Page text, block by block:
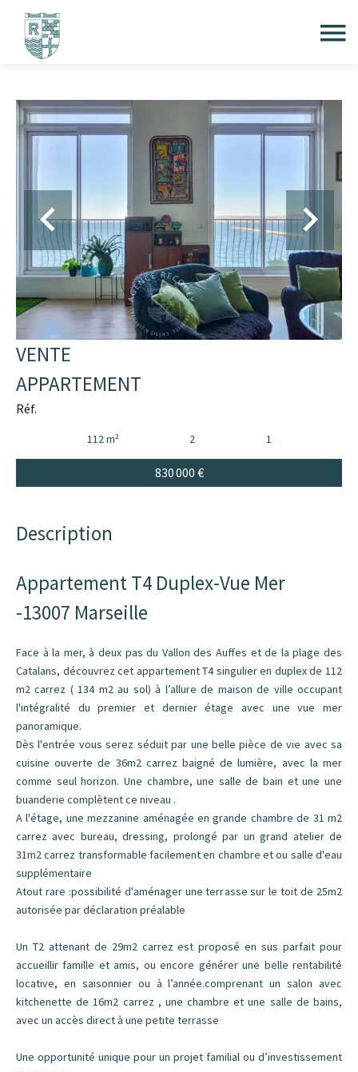
VENTE
APPARTEMENT
Réf.
112 m² 2 1
830 000 €
Description
Appartement T4 Duplex-Vue Mer
-13007 Marseille
Face à la mer, à deux pas du Vallon des Auffes et de la plage des
Catalans, découvrez cet appartement T4 singulier en duplex de 112
m2 carrez ( 134 m2 au sol) à l’allure de maison de ville occupant
l'intégralité du premier et dernier étage avec une vue mer
panoramique.
Dès l'entrée vous serez séduit par une belle pièce de vie avec sa
cuisine ouverte de 36m2 carrez baigné de lumière, avec la mer
comme seul horizon. Une chambre, une salle de bain et une une
buanderie complètent ce niveau .
A l'étage, une mezzanine aménagée en grande chambre de 31 m2
carrez avec bureau, dressing, prolongé par un grand atelier de
31m2 carrez transformable facilement en chambre et ou salle d'eau
supplémentaire
Atout rare :possibilité d'aménager une terrasse sur le toit de 25m2
autorisée par déclaration préalable
Un T2 attenant de 29m2 carrez est proposé en sus parfait pour
accueillir famille et amis, ou encore générer une belle rentabilité
locative, en saisonnier ou à l’année.comprenant un salon avec
kitchenette de 16m2 carrez , une chambre et une salle de bains,
avec un accès direct à une petite terrasse
Une opportunité unique pour un projet familial ou d’investissement